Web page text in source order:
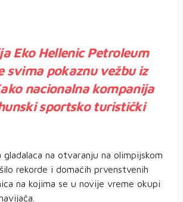
Eko Hellenic Petroleum
svima pokaznu vežbu iz
nacionalna kompanija
sportsko turistički
gladalaca na otvaranju na olimpijskom
rekorde i domaćih prvenstvenih
na kojima se u novije vreme okupi